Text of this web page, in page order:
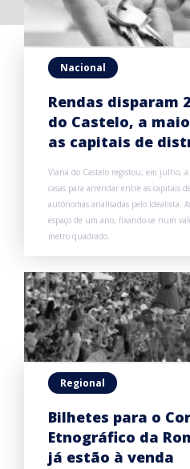
Nacional
Rendas disparam
do Castelo, a
as capitais de
Viana do Castelo registou, em julho,
casas para arrendar entre as capitais
autónomas analisadas pelo idealista.
espaço de um ano, fixando-se num
metro quadrado.
Regional
Bilhetes para o
Etnográfico da
já estão à venda